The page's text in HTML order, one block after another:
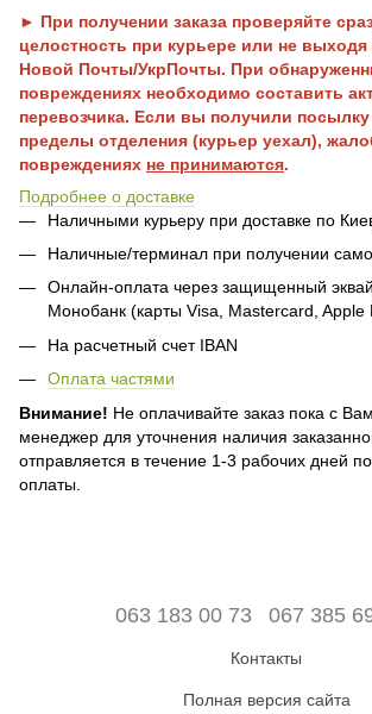
► При получении заказа проверяйте
целостность при курьере или не выходя
Новой Почты/УкрПочты. При
повреждениях необходимо составить
перевозчика. Если вы получили
пределы отделения (курьер уехал),
повреждениях не принимаются.
Подробнее о доставке
Наличными курьеру при доставке по
Наличные/терминал при получении
Онлайн-оплата через защищенный
Монобанк (карты Visa, Mastercard, Apple
На расчетный счет IBAN
Оплата частями
Внимание! Не оплачивайте заказ пока с
менеджер для уточнения наличия
отправляется в течение 1-3 рабочих дней
оплаты.
063 183 00 73 067 385
Контакты
Полная версия сайта